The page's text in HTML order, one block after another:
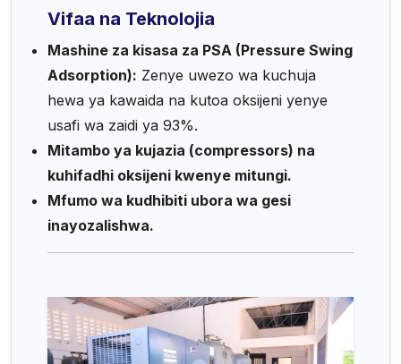
Vifaa na Teknolojia
Mashine za kisasa za PSA (Pressure Swing
Adsorption): Zenye uwezo wa kuchuja
hewa ya kawaida na kutoa oksijeni yenye
usafi wa zaidi ya 93%.
Mitambo ya kujazia (compressors) na
kuhifadhi oksijeni kwenye mitungi.
Mfumo wa kudhibiti ubora wa gesi
inayozalishwa.